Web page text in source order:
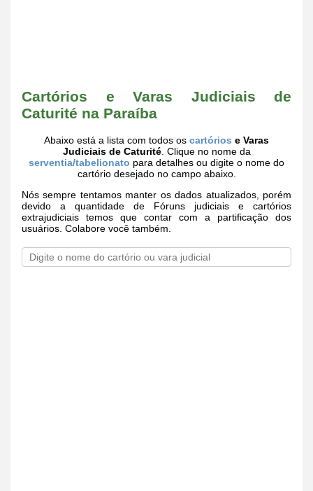
Cartórios e Varas Judiciais de
Caturité na Paraíba
Abaixo está a lista com todos os cartórios e Varas
Judiciais de Caturité. Clique no nome da
serventia/tabelionato para detalhes ou digite o nome do
cartório desejado no campo abaixo.
Nós sempre tentamos manter os dados atualizados, porém
devido a quantidade de Fóruns judiciais e cartórios
extrajudiciais temos que contar com a partificação dos
usuários. Colabore você também.